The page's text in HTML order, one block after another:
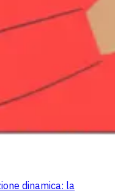
dinamica: la